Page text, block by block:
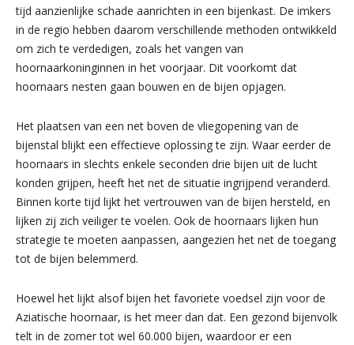
tijd aanzienlijke schade aanrichten in een bijenkast. De imkers
in de regio hebben daarom verschillende methoden ontwikkeld
om zich te verdedigen, zoals het vangen van
hoornaarkoninginnen in het voorjaar. Dit voorkomt dat
hoornaars nesten gaan bouwen en de bijen opjagen.
Het plaatsen van een net boven de vliegopening van de
bijenstal blijkt een effectieve oplossing te zijn. Waar eerder de
hoornaars in slechts enkele seconden drie bijen uit de lucht
konden grijpen, heeft het net de situatie ingrijpend veranderd.
Binnen korte tijd lijkt het vertrouwen van de bijen hersteld, en
lijken zij zich veiliger te voelen. Ook de hoornaars lijken hun
strategie te moeten aanpassen, aangezien het net de toegang
tot de bijen belemmerd.
Hoewel het lijkt alsof bijen het favoriete voedsel zijn voor de
Aziatische hoornaar, is het meer dan dat. Een gezond bijenvolk
telt in de zomer tot wel 60.000 bijen, waardoor er een